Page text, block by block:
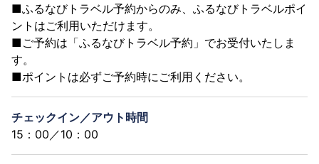
■ふるなびトラベル予約からのみ、ふるなびトラベルポイ
ントはご利用いただけます。
■ご予約は「ふるなびトラベル予約」でお受付いたしま
す。
■ポイントは必ずご予約時にご利用ください。
チェックイン／アウト時間
15：00／10：00